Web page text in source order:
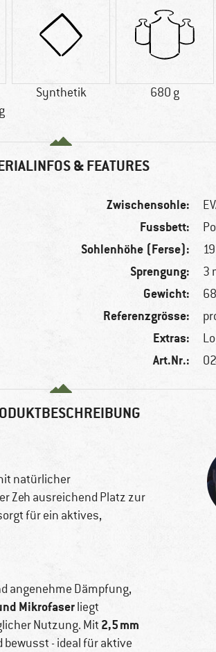
Synthetik 680 g
& FEATURES
Zwischensohle:
Fussbett:
Sohlenhöhe (Ferse):
Sprengung: 3
Gewicht:
Referenzgrösse:
Extras:
Art.Nr.:
natürlicher
Zeh ausreichend Platz zur
für ein aktives,
angenehme Dämpfung,
Mikrofaserliegt
Nutzung. Mit 2,5 mm
- ideal für aktive